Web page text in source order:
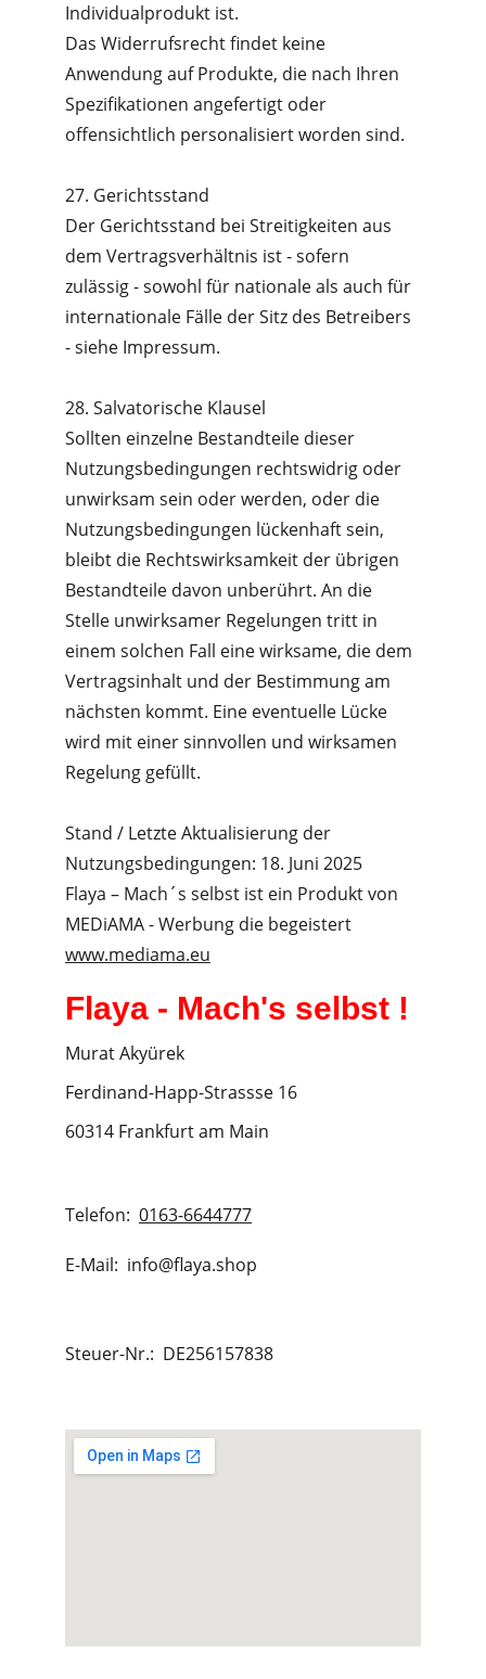
Individualprodukt ist.
Das Widerrufsrecht findet keine
Anwendung auf Produkte, die nach Ihren
Spezifikationen angefertigt oder
offensichtlich personalisiert worden sind.
27. Gerichtsstand
Der Gerichtsstand bei Streitigkeiten aus
dem Vertragsverhältnis ist - sofern
zulässig - sowohl für nationale als auch für
internationale Fälle der Sitz des Betreibers
- siehe Impressum.
28. Salvatorische Klausel
Sollten einzelne Bestandteile dieser
Nutzungsbedingungen rechtswidrig oder
unwirksam sein oder werden, oder die
Nutzungsbedingungen lückenhaft sein,
bleibt die Rechtswirksamkeit der übrigen
Bestandteile davon unberührt. An die
Stelle unwirksamer Regelungen tritt in
einem solchen Fall eine wirksame, die dem
Vertragsinhalt und der Bestimmung am
nächsten kommt. Eine eventuelle Lücke
wird mit einer sinnvollen und wirksamen
Regelung gefüllt.
Stand / Letzte Aktualisierung der
Nutzungsbedingungen: 18. Juni 2025
Flaya – Mach´s selbst ist ein Produkt von
MEDiAMA - Werbung die begeistert
www.mediama.eu
Flaya - Mach's selbst !
Murat Akyürek
Ferdinand-Happ-Strassse 16
60314 Frankfurt am Main
Telefon: 0163-6644777
E-Mail:  info@flaya.shop
Steuer-Nr.:  DE256157838